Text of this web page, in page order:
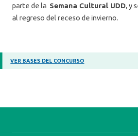
parte de la Semana Cultural UDD, y
al regreso del receso de invierno.
VER BASES DEL CONCURSO